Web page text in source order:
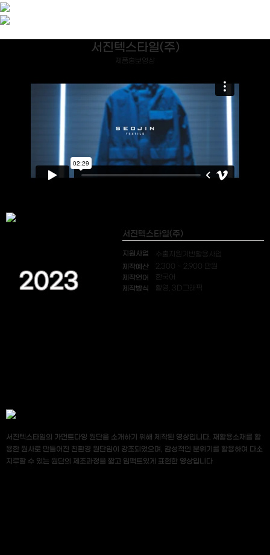
서진텍스타일(주)
제품홍보영상
2023
서진텍스타일(주)
지원사업 수출지원기반활용사업
제작예산 2,300 ~ 2,900 만원
제작언어 한국어
제작방식 촬영, 3D그래픽
서진텍스타일의 가먼트다잉 원단을 소개하기 위해 제작된 영상입니다. 재활용소재를 활
용한 원사로 만들어진 친환경 원단임이 강조되었으며, 감성적인 분위기를 활용하여 다소
지루할 수 있는 원단의 제조과정을 짧고 임팩트있게 표현한 영상입니다